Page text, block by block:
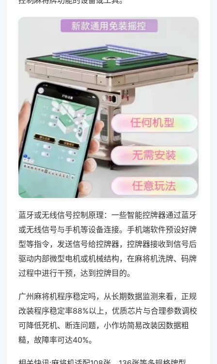
蓝牙或无线信号控制原理：一些智能控牌器通过蓝牙
或无线信号与手机等设备连接。手机端软件预设好牌
型等指令，发送信号给控牌器，控牌器接收到信号后
驱动内部微型电机或机械结构，在麻将机洗牌、码牌
过程中进行干预，达到控牌目的。
广州麻将机程序稳定吗，从长期数据监测来看，正规
改装程序稳定率88%以上，优质芯片与合理参数调校
可降低死机、断连问题，小作坊简易改装因数据粗
糙，故障率可达40%。